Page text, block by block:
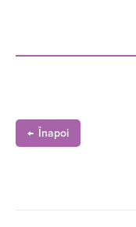
Înapoi